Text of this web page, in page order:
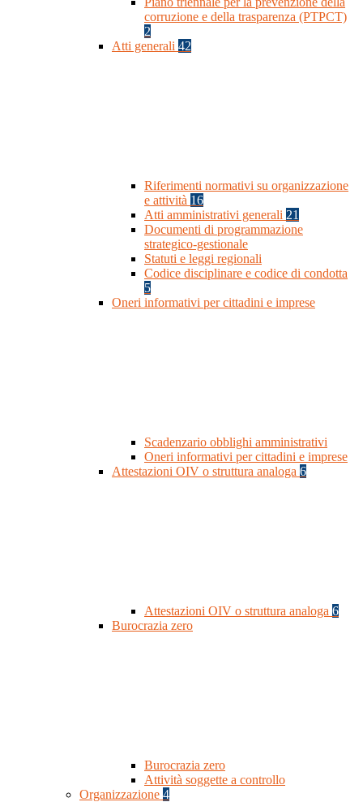
corruzione e della trasparenza (PTPCT)
2
Atti generali 42
Riferimenti normativi su organizzazione
e attività 16
Atti amministrativi generali 21
Documenti di programmazione
strategico-gestionale
Statuti e leggi regionali
Codice disciplinare e codice di condotta
5
Oneri informativi per cittadini e imprese
Scadenzario obblighi amministrativi
Oneri informativi per cittadini e imprese
Attestazioni OIV o struttura analoga 6
Attestazioni OIV o struttura analoga 6
Burocrazia zero
Burocrazia zero
Attività soggette a controllo
Organizzazione 4